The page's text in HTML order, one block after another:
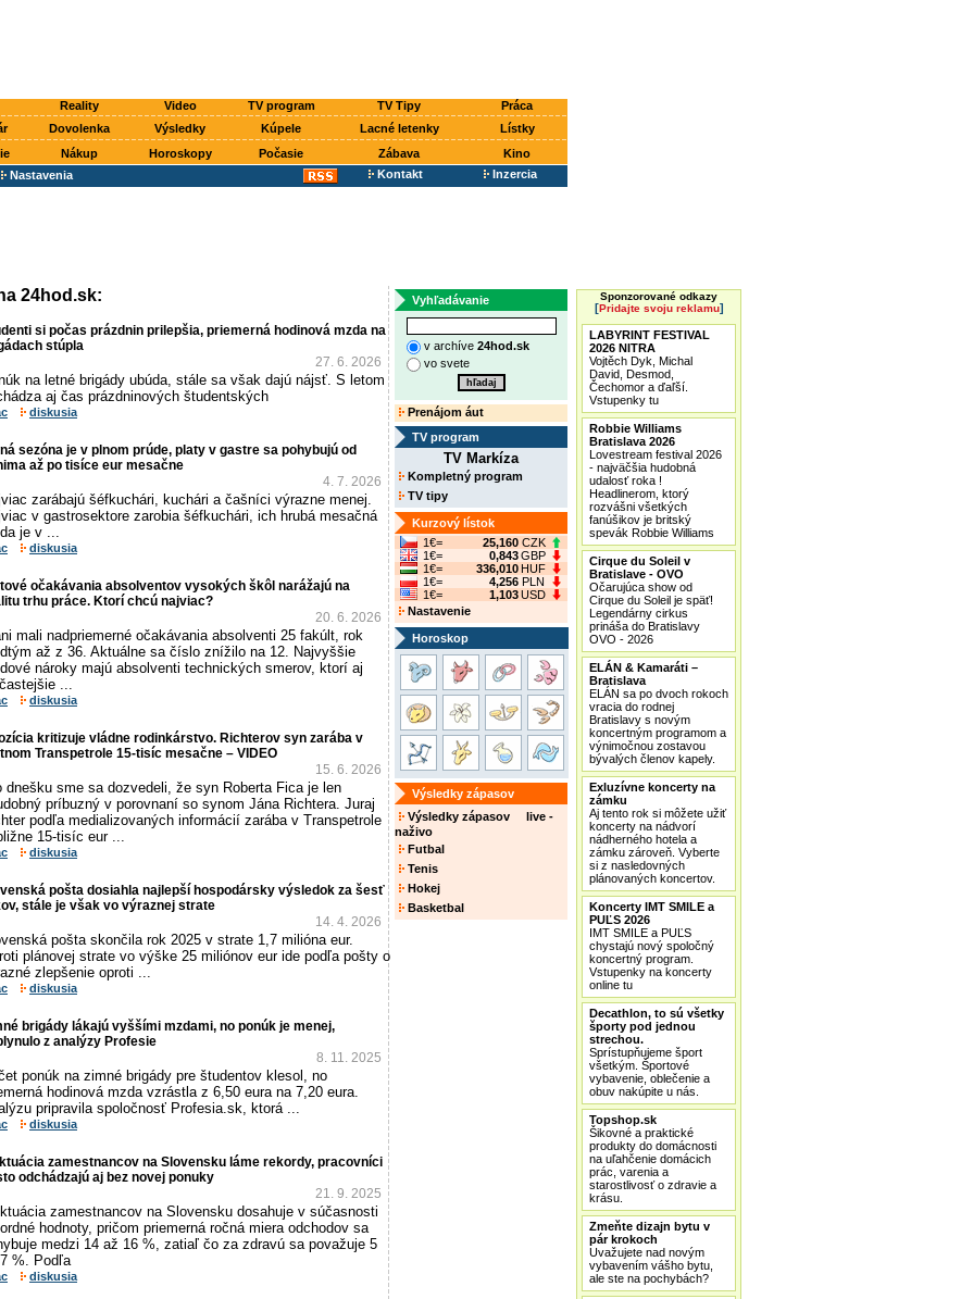
Reality Video TV program TV Tipy
Práca
Dovolenka Výsledky Kúpele Lacné letenky
Lístky
Nákup Horoskopy Počasie Zábava
Kino
Nastavenia Kontakt Inzercia
24hod.sk:
si počas prázdnin prilepšia, priemerná hodinová mzda na
stúpla
27. 6. 2026
na letné brigády ubúda, stále sa však dajú nájsť. S letom
aj čas prázdninových študentských
diskusia
sezóna je v plnom prúde, platy v gastre sa pohybujú od
až po tisíce eur mesačne
4. 7. 2026
zarábajú šéfkuchári, kuchári a čašníci výrazne menej.
v gastrosektore zarobia šéfkuchári, ich hrubá mesačná
je v ...
diskusia
očakávania absolventov vysokých škôl narážajú na
trhu práce. Ktorí chcú najviac?
20. 6. 2026
mali nadpriemerné očakávania absolventi 25 fakúlt, rok
až z 36. Aktuálne sa číslo znížilo na 12. Najvyššie
nároky majú absolventi technických smerov, ktorí aj
...
diskusia
kritizuje vládne rodinkárstvo. Richterov syn zarába v
Transpetrole 15-tisíc mesačne – VIDEO
15. 6. 2026
dnešku sme sa dozvedeli, že syn Roberta Fica je len
príbuzný v porovnaní so synom Jána Richtera. Juraj
podľa medializovaných informácií zarába v Transpetrole
15-tisíc eur ...
diskusia
pošta dosiahla najlepší hospodársky výsledok za šesť
stále je však vo výraznej strate
14. 4. 2026
pošta skončila rok 2025 v strate 1,7 milióna eur.
plánovej strate vo výške 25 miliónov eur ide podľa pošty o
zlepšenie oproti ...
diskusia
brigády lákajú vyššími mzdami, no ponúk je menej,
z analýzy Profesie
8. 11. 2025
ponúk na zimné brigády pre študentov klesol, no
hodinová mzda vzrástla z 6,50 eura na 7,20 eura.
pripravila spoločnosť Profesia.sk, ktorá ...
diskusia
zamestnancov na Slovensku láme rekordy, pracovníci
odchádzajú aj bez novej ponuky
21. 9. 2025
zamestnancov na Slovensku dosahuje v súčasnosti
hodnoty, pričom priemerná ročná miera odchodov sa
medzi 14 až 16 %, zatiaľ čo za zdravú sa považuje 5
%. Podľa
diskusia
Vyhľadávanie
v archíve 24hod.sk
vo svete
Prenájom áut
TV program
TV Markíza
Kompletný program
TV tipy
Kurzový lístok
1€=
25,160 CZK
1€=
0,843GBP
1€=
336,010HUF
1€=
4,256 PLN
1€=
1,103USD
Nastavenie
Horoskop
Výsledky zápasov
Výsledky zápasov live -
naživo
Futbal
Tenis
Hokej
Basketbal
Sponzorované odkazy
[Pridajte svoju reklamu]
LABYRINT FESTIVAL
2026 NITRA
Vojtěch Dyk, Michal
David, Desmod,
Čechomor a ďaľší.
Vstupenky tu
Robbie Williams
Bratislava 2026
Lovestream festival 2026
- najväčšia hudobná
udalosť roka !
Headlinerom, ktorý
rozvášni všetkých
fanúšikov je britský
spevák Robbie Williams
Cirque du Soleil v
Bratislave - OVO
Očarujúca show od
Cirque du Soleil je späť!
Legendárny cirkus
prináša do Bratislavy
OVO - 2026
ELÁN & Kamaráti –
Bratislava
ELÁN sa po dvoch rokoch
vracia do rodnej
Bratislavy s novým
koncertným programom a
výnimočnou zostavou
bývalých členov kapely.
Exluzívne koncerty na
zámku
Aj tento rok si môžete užiť
koncerty na nádvorí
nádherného hotela a
zámku zároveň. Vyberte
si z nasledovných
plánovaných koncertov.
Koncerty IMT SMILE a
PUĽS 2026
IMT SMILE a PUĽS
chystajú nový spoločný
koncertný program.
Vstupenky na koncerty
online tu
Decathlon, to sú všetky
športy pod jednou
strechou.
Sprístupňujeme šport
všetkým. Športové
vybavenie, oblečenie a
obuv nakúpite u nás.
Topshop.sk
Šikovné a praktické
produkty do domácnosti
na uľahčenie domácich
prác, varenia a
starostlivosť o zdravie a
krásu.
Zmeňte dizajn bytu v
pár krokoch
Uvažujete nad novým
vybavením vášho bytu,
ale ste na pochybách?